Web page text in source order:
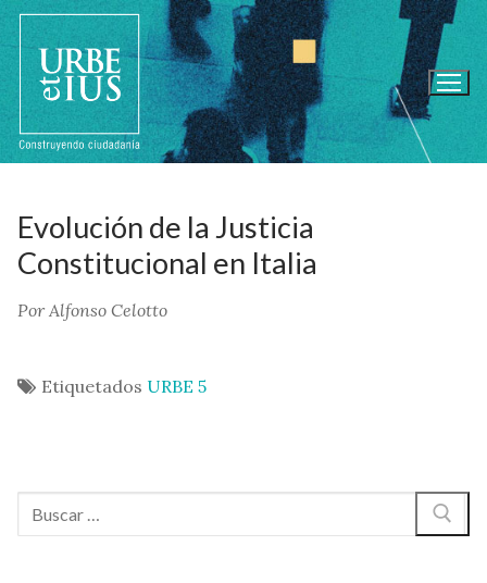
Ir
contenido
Evolución de la Justicia
Constitucional en Italia
Por Alfonso Celotto
Etiquetados URBE 5